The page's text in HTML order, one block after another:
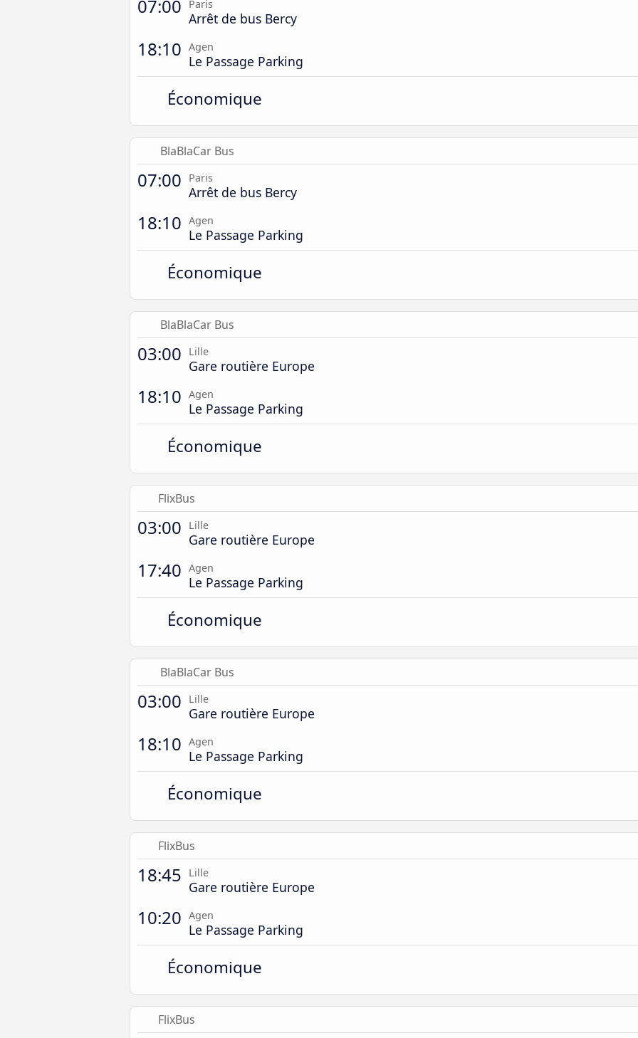
07:00 Paris
Arrêt de bus Bercy
18:10 Agen
Le Passage Parking
Économique
BlaBlaCar Bus
07:00 Paris
Arrêt de bus Bercy
18:10 Agen
Le Passage Parking
Économique
BlaBlaCar Bus
03:00 Lille
Gare routière Europe
18:10 Agen
Le Passage Parking
Économique
FlixBus
03:00 Lille
Gare routière Europe
17:40 Agen
Le Passage Parking
Économique
BlaBlaCar Bus
03:00 Lille
Gare routière Europe
18:10 Agen
Le Passage Parking
Économique
FlixBus
18:45 Lille
Gare routière Europe
10:20 Agen
Le Passage Parking
Économique
FlixBus